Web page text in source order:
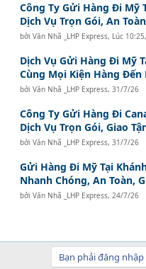
Công Ty Gửi Hàng Đi Mỹ
Dịch Vụ Trọn Gói, An
bởiVăn Nhã _LHP Express, Lúc
Dịch Vụ Gửi Hàng Đi Mỹ
Cùng Mọi Kiện Hàng Đến
bởiVăn Nhã _LHP Express,31/7/26
Công Ty Gửi Hàng Đi
Dịch Vụ Trọn Gói, Giao
bởiVăn Nhã _LHP Express,31/7/26
Gửi Hàng Đi Mỹ Tại
Nhanh Chóng, An Toàn,
bởiVăn Nhã _LHP Express,24/7/26
Bạn phải đăng